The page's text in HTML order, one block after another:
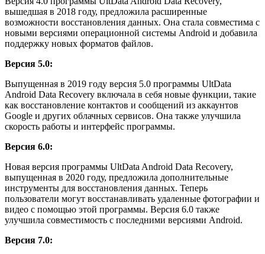
вышедшая в 2018 году, предложила расширенные
возможности восстановления данных. Она стала совместима с
новыми версиями операционной системы Android и добавила
поддержку новых форматов файлов.
Версия 5.0:
Выпущенная в 2019 году версия 5.0 программы UltData
Android Data Recovery включала в себя новые функции, такие
как восстановление контактов и сообщений из аккаунтов
Google и других облачных сервисов. Она также улучшила
скорость работы и интерфейс программы.
Версия 6.0:
Новая версия программы UltData Android Data Recovery,
выпущенная в 2020 году, предложила дополнительные
инструменты для восстановления данных. Теперь
пользователи могут восстанавливать удаленные фотографии и
видео с помощью этой программы. Версия 6.0 также
улучшила совместимость с последними версиями Android.
Версия 7.0: